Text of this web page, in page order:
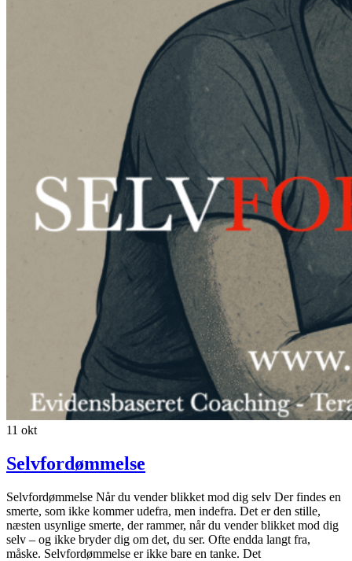
11 okt
Selvfordømmelse
Selvfordømmelse Når du vender blikket mod dig selv Der findes en
smerte, som ikke kommer udefra, men indefra. Det er den stille,
næsten usynlige smerte, der rammer, når du vender blikket mod dig
selv – og ikke bryder dig om det, du ser. Ofte endda langt fra,
måske. Selvfordømmelse er ikke bare en tanke. Det